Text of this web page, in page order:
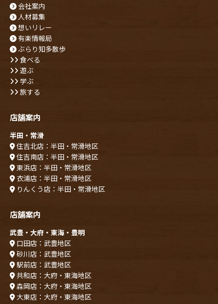
会社案内
人材募集
想いリレー
有楽情報局
ぶらり知多散歩
食べる
遊ぶ
学ぶ
旅する
店舗案内
半田・常滑
住吉北店：半田・常滑地区
住吉南店：半田・常滑地区
東浜店：半田・常滑地区
衣浦店：半田・常滑地区
りんくう店：半田・常滑地区
店舗案内
武豊・大府・東海・豊明
口田店：武豊地区
砂川店：武豊地区
駅前店：武豊地区
共和店：大府・東海地区
森岡店：大府・東海地区
大東店：大府・東海地区